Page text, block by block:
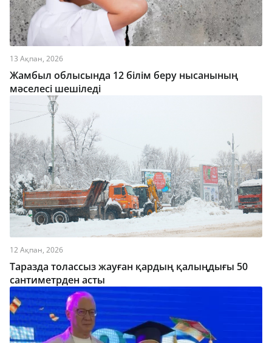
13 Ақпан, 2026
Жамбыл облысында 12 білім беру нысанының
мәселесі шешіледі
12 Ақпан, 2026
Таразда толассыз жауған қардың қалыңдығы 50
сантиметрден асты